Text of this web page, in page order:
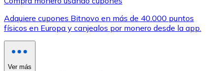
Adquiere cupones Bitnovo en más de 40.000 puntos
físicos en Europa y canjealos por monero desde la app.
Ver más